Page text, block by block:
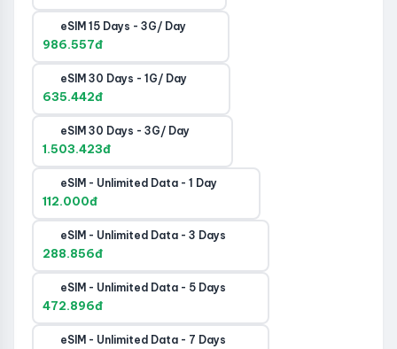
eSIM 15 Days - 3G/ Day
986.557đ
eSIM 30 Days - 1G/ Day
635.442đ
eSIM 30 Days - 3G/ Day
1.503.423đ
eSIM - Unlimited Data - 1 Day
112.000đ
eSIM - Unlimited Data - 3 Days
288.856đ
eSIM - Unlimited Data - 5 Days
472.896đ
eSIM - Unlimited Data - 7 Days